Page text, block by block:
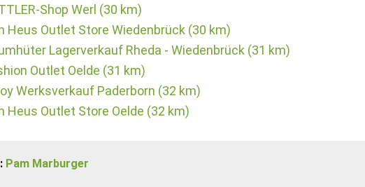
Shop Werl (30 km)
Heus Outlet Store Wiedenbrück (30 km)
Lagerverkauf Rheda - Wiedenbrück (31 km)
Outlet Oelde (31 km)
Werksverkauf Paderborn (32 km)
Heus Outlet Store Oelde (32 km)
Pam Marburger